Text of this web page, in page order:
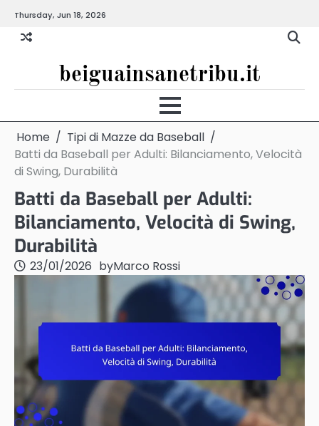
content
Thursday, Jun 18, 2026
beiguainsanetribu.it
Home
Tipi di Mazze da Baseball
Batti da Baseball per Adulti: Bilanciamento, Velocità
di Swing, Durabilità
Batti da Baseball per Adulti:
Bilanciamento, Velocità di Swing,
Durabilità
23/01/2026 byMarco Rossi